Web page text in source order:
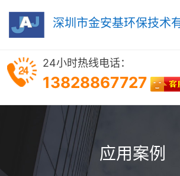
深圳市金安基环保技术
24小时热线电话：
13828867727
应用案例